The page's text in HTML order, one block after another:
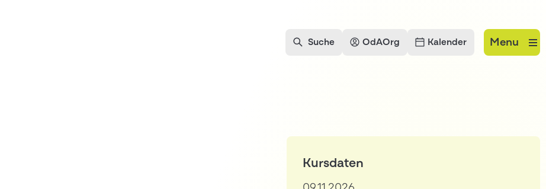
Suche OdAOrg Kalender Menu
Kursdaten